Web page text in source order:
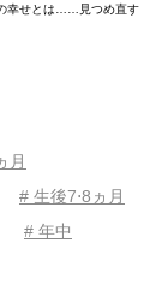
月
# 生後7⋅8ヵ月
# 年中